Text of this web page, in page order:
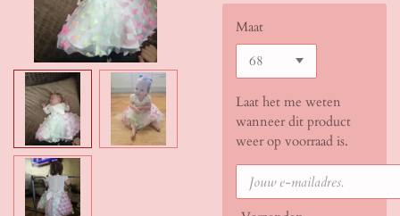
Maat
Laat het me weten
wanneer dit product
weer op voorraad is.